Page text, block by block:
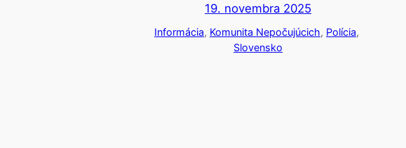
19. novembra 2025
Informácia, Komunita Nepočujúcich, Polícia
Slovensko